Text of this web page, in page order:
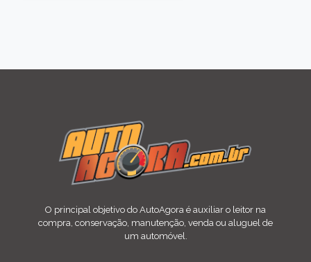
O principal objetivo do AutoAgora é auxiliar o leitor na
compra, conservação, manutenção, venda ou aluguel de
um automóvel.